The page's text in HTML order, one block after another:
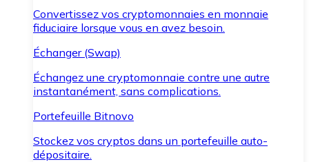
Convertissez vos cryptomonnaies en monnaie
fiduciaire lorsque vous en avez besoin.
Échanger (Swap)
Échangez une cryptomonnaie contre une autre
instantanément, sans complications.
Portefeuille Bitnovo
Stockez vos cryptos dans un portefeuille auto-
dépositaire.